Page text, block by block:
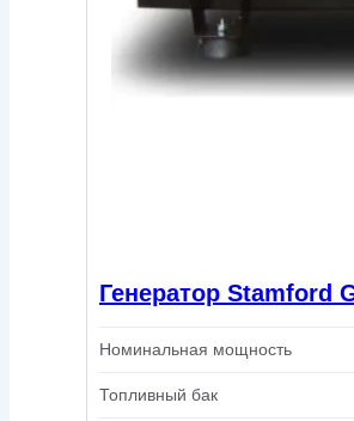
Генератор Stamford
Номинальная мощность
Топливный бак